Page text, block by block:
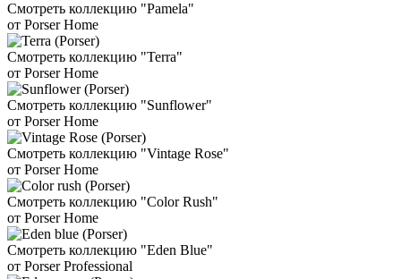
Смотреть коллекцию "Pamela"
от Porser Home
Смотреть коллекцию "Terra"
от Porser Home
Смотреть коллекцию "Sunflower"
от Porser Home
Смотреть коллекцию "Vintage Rose"
от Porser Home
Смотреть коллекцию "Color Rush"
от Porser Home
Смотреть коллекцию "Eden Blue"
от Porser Professional